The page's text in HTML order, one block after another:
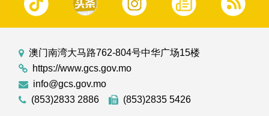
澳门南湾大马路762-804号中华广场15楼
https://www.gcs.gov.mo
info@gcs.gov.mo
(853)2833 2886
(853)2835 5426